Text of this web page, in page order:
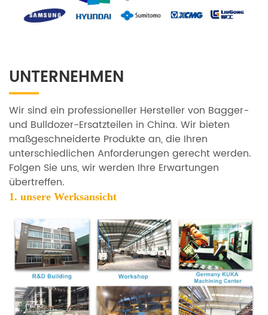
UNTERNEHMEN
Wir sind ein professioneller Hersteller von Bagger-
und Bulldozer-Ersatzteilen in China. Wir bieten
maßgeschneiderte Produkte an, die Ihren
unterschiedlichen Anforderungen gerecht werden.
Folgen Sie uns, wir werden Ihre Erwartungen
übertreffen.
1. unsere Werksansicht